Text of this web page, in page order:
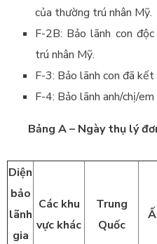
của thường trú nhân Mỹ.
F-2B: Bảo lãnh con
trú nhân Mỹ.
F-3: Bảo lãnh con đã
F-4: Bảo lãnh anh/chị/
Bảng A – Ngày thụ lý
Diện
bảo
lãnh
gia
Các khu
vực khác
Trung
Quốc